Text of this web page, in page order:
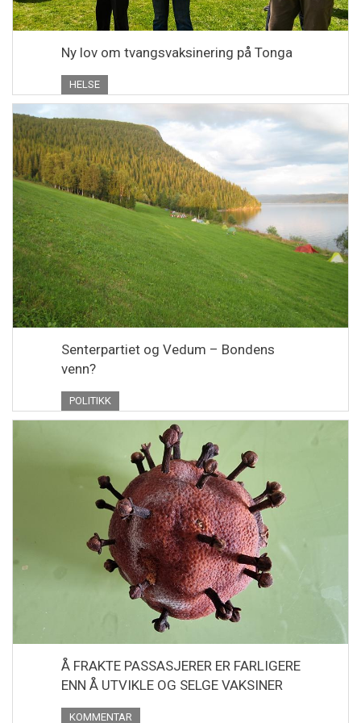
Ny lov om tvangsvaksinering på Tonga
HELSE
Senterpartiet og Vedum – Bondens
venn?
POLITIKK
Å FRAKTE PASSASJERER ER FARLIGERE
ENN Å UTVIKLE OG SELGE VAKSINER
KOMMENTAR